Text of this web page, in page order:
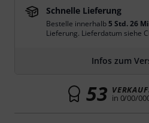
Schnelle Lieferung
Bestelle innerhalb5 Std. 26
Lieferung. Lieferdatum siehe
Infos zum
53 in 0/00/